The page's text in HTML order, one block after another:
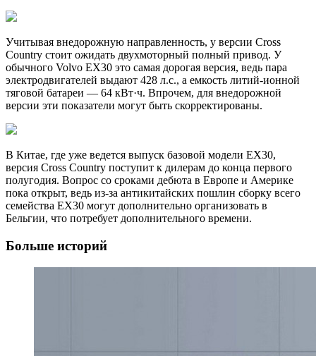
Учитывая внедорожную направленность, у версии Cross
Country стоит ожидать двухмоторный полный привод. У
обычного Volvo EX30 это самая дорогая версия, ведь пара
электродвигателей выдают 428 л.с., а емкость литий-ионной
тяговой батареи — 64 кВт·ч. Впрочем, для внедорожной
версии эти показатели могут быть скорректированы.
В Китае, где уже ведется выпуск базовой модели EX30,
версия Cross Country поступит к дилерам до конца первого
полугодия. Вопрос со сроками дебюта в Европе и Америке
пока открыт, ведь из-за антикитайских пошлин сборку всего
семейства EX30 могут дополнительно организовать в
Бельгии, что потребует дополнительного времени.
Больше историй